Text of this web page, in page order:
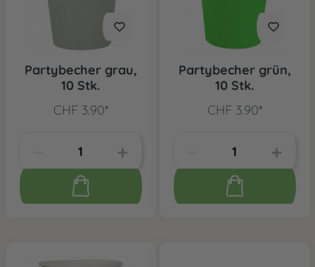
Partybecher grau,
10 Stk.
CHF 3.90*
Partybecher grün,
10 Stk.
CHF 3.90*